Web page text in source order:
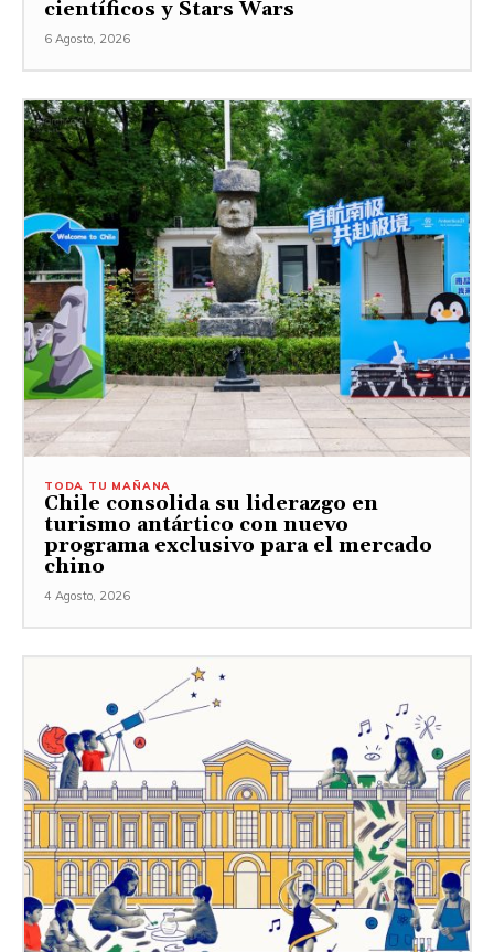
científicos y Stars Wars
6 Agosto, 2026
TODA TU MAÑANA
Chile consolida su liderazgo en
turismo antártico con nuevo
programa exclusivo para el mercado
chino
4 Agosto, 2026